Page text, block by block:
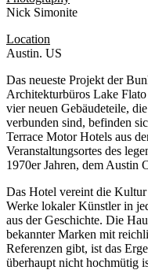
Nick Simonite
Location
Austin. US
Das neueste Projekt der
Architekturbüros Lake
vier neuen Gebäudeteile,
verbunden sind, befinden
Terrace Motor Hotels aus
Veranstaltungsortes des
1970er Jahren, dem Austin
Das Hotel vereint die
Werke lokaler Künstler in
aus der Geschichte. Die
bekannter Marken mit
Referenzen gibt, ist das
überhaupt nicht hochmütig